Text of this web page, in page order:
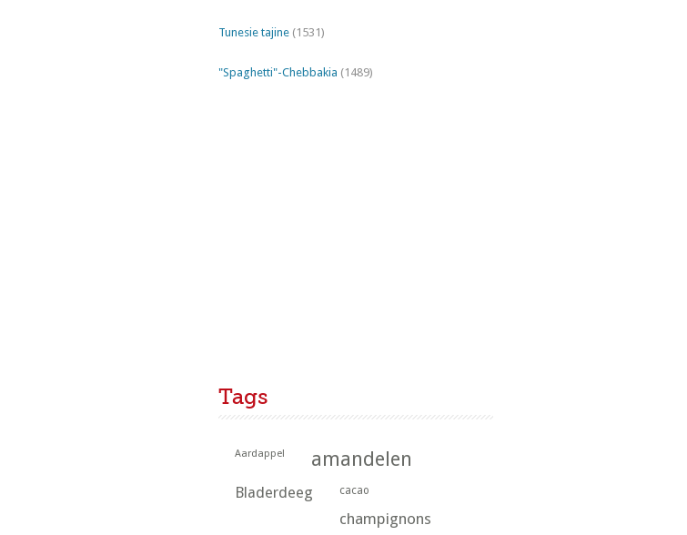
Tunesie tajine (1531)
"Spaghetti"-Chebbakia (1489)
Tags
Aardappel amandelen
Bladerdeeg cacao
champignons